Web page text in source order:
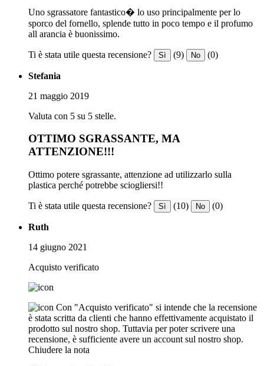
Uno sgrassatore fantastico� lo uso principalmente per lo
sporco del fornello, splende tutto in poco tempo e il profumo
all arancia è buonissimo.
Ti è stata utile questa recensione? Sì (9) No (0)
Stefania
21 maggio 2019
Valuta con 5 su 5 stelle.
OTTIMO SGRASSANTE, MA
ATTENZIONE!!!
Ottimo potere sgrassante, attenzione ad utilizzarlo sulla
plastica perché potrebbe sciogliersi!!
Ti è stata utile questa recensione? Sì (10) No (0)
Ruth
14 giugno 2021
Acquisto verificato
Con "Acquisto verificato" si intende che la recensione
è stata scritta da clienti che hanno effettivamente acquistato il
prodotto sul nostro shop. Tuttavia per poter scrivere una
recensione, è sufficiente avere un account sul nostro shop.
Chiudere la nota